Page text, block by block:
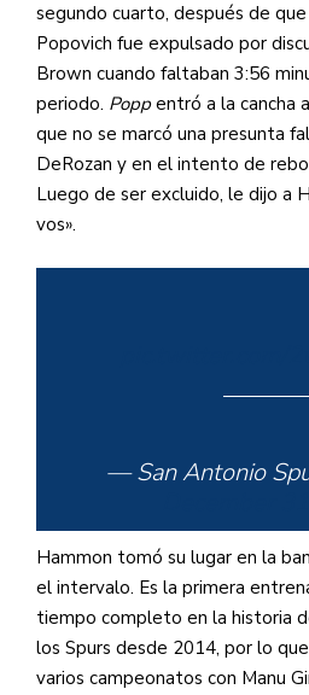
segundo cuarto, después de
Popovich fue expulsado por
Brown cuando faltaban 3:56
periodo. Poppentró a la cancha
que no se marcó una presunta
DeRozan y en el intento de
Luego de ser excluido, le dijo a
vos».
— San Antonio
Hammon tomó su lugar en la
el intervalo. Es la primera
tiempo completo en la historia
los Spurs desde 2014, por lo
varios campeonatos con Manu